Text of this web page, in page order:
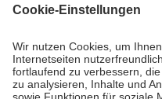
Grundsätzlich leisten
höchstens zehn Euro.
Es sind
Kosten der Leistung zu
Diese Regeln gelten
Bei Heilmitteln und